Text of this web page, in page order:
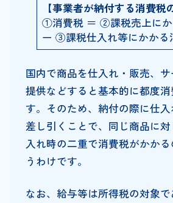
【事業者が納付する消費税
①消費税 ＝ ②課税売上に
ー ③課税仕入れ等にかかる
国内で商品を仕入れ・販売、サ
提供などすると基本的に都度
す。そのため、納付の際に仕
差し引くことで、同じ商品に
入れ時の二重で消費税がかか
うわけです。
なお、給与等は所得税の対象